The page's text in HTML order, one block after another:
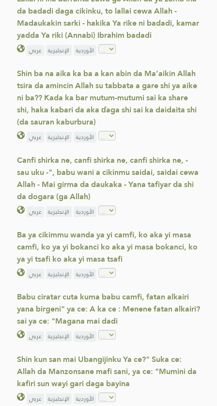
da badadi daga cikinku, to lallai cewa Allah -
Madaukakin sarki - hakika Ya rike ni badadi, kamar
yadda Ya riki (Annabi) Ibrahim badadi
عربي الإنجليزية الأوردية
Shin ba na aika ka ba a kan abin da Ma’aikin Allah
tsira da amincin Allah su tabbata a gare shi ya aike
ni ba?? Kada ka bar mutum-mutumi sai ka share
shi, haka kabari da aka ɗaga shi sai ka daidaita shi
(da sauran kaburbura)
عربي الإنجليزية الأوردية
Canfi shirka ne, canfi shirka ne, canfi shirka ne, -
sau uku -", babu wani a cikinmu saidai, saidai cewa
Allah - Mai girma da daukaka - Yana tafiyar da shi
da dogara (ga Allah)
عربي الإنجليزية الأوردية
Ba ya cikimmu wanda ya yi camfi, ko aka yi masa
camfi, ko ya yi bokanci ko aka yi masa bokanci, ko
ya yi tsafi ko aka yi masa tsafi
عربي الإنجليزية الأوردية
Babu ciratar cuta kuma babu camfi, fatan alkairi
yana birgeni" ya ce: A ka ce : Menene fatan alkairi?
sai ya ce: "Magana mai dadi
عربي الإنجليزية الأوردية
Shin kun san mai Ubangijinku Ya ce?" Suka ce:
Allah da Manzonsane mafi sani, ya ce: "Mumini da
kafiri sun wayi gari daga bayina
عربي الإنجليزية الأوردية